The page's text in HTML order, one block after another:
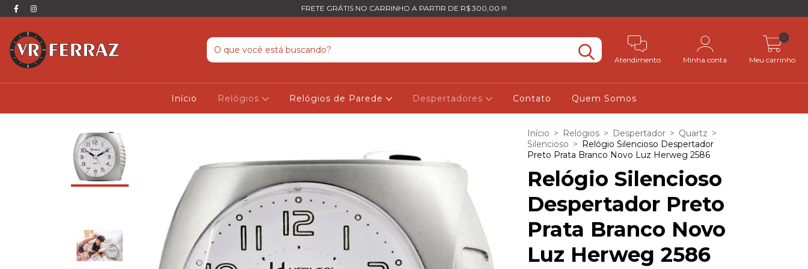
FRETE GRÁTIS NO CARRINHO A PARTIR DE R$ 300,00 !!!
Atendimento Minha conta Meu carrinho
0
Início Relógios Relógios de Parede Despertadores Contato Quem Somos
Início > Relógios > Despertador > Quartz >
Silencioso > Relógio Silencioso Despertador
Preto Prata Branco Novo Luz Herweg 2586
Relógio Silencioso
Despertador Preto
Prata Branco Novo
Luz Herweg 2586